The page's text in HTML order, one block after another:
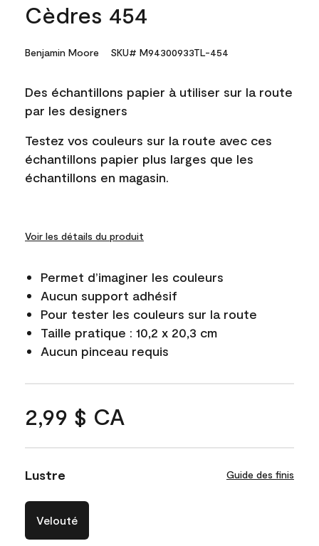
Cèdres 454
Benjamin Moore SKU# M94300933TL-454
Des échantillons papier à utiliser sur la route
par les designers
Testez vos couleurs sur la route avec ces
échantillons papier plus larges que les
échantillons en magasin.
Voir les détails du produit
Permet d’imaginer les couleurs
Aucun support adhésif
Pour tester les couleurs sur la route
Taille pratique : 10,2 x 20,3 cm
Aucun pinceau requis
2,99 $ CA
Lustre Guide des finis
Velouté